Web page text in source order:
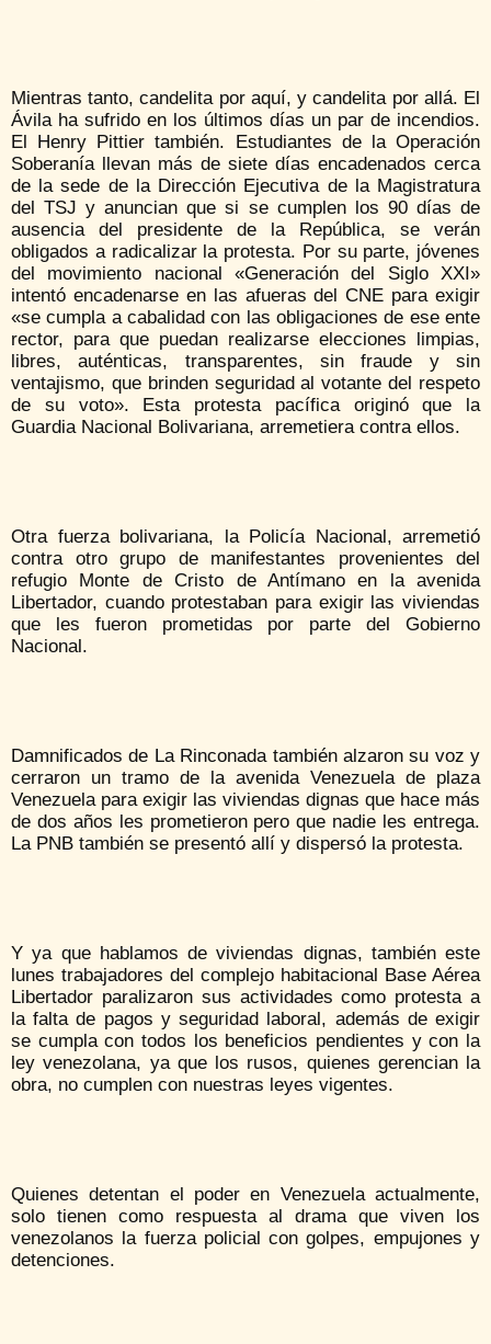
Mientras tanto, candelita por aquí, y candelita por allá. El
Ávila ha sufrido en los últimos días un par de incendios.
El Henry Pittier también. Estudiantes de la Operación
Soberanía llevan más de siete días encadenados cerca
de la sede de la Dirección Ejecutiva de la Magistratura
del TSJ y anuncian que si se cumplen los 90 días de
ausencia del presidente de la República, se verán
obligados a radicalizar la protesta. Por su parte, jóvenes
del movimiento nacional «Generación del Siglo XXI»
intentó encadenarse en las afueras del CNE para exigir
«se cumpla a cabalidad con las obligaciones de ese ente
rector, para que puedan realizarse elecciones limpias,
libres, auténticas, transparentes, sin fraude y sin
ventajismo, que brinden seguridad al votante del respeto
de su voto». Esta protesta pacífica originó que la
Guardia Nacional Bolivariana, arremetiera contra ellos.
Otra fuerza bolivariana, la Policía Nacional, arremetió
contra otro grupo de manifestantes provenientes del
refugio Monte de Cristo de Antímano en la avenida
Libertador, cuando protestaban para exigir las viviendas
que les fueron prometidas por parte del Gobierno
Nacional.
Damnificados de La Rinconada también alzaron su voz y
cerraron un tramo de la avenida Venezuela de plaza
Venezuela para exigir las viviendas dignas que hace más
de dos años les prometieron pero que nadie les entrega.
La PNB también se presentó allí y dispersó la protesta.
Y ya que hablamos de viviendas dignas, también este
lunes trabajadores del complejo habitacional Base Aérea
Libertador paralizaron sus actividades como protesta a
la falta de pagos y seguridad laboral, además de exigir
se cumpla con todos los beneficios pendientes y con la
ley venezolana, ya que los rusos, quienes gerencian la
obra, no cumplen con nuestras leyes vigentes.
Quienes detentan el poder en Venezuela actualmente,
solo tienen como respuesta al drama que viven los
venezolanos la fuerza policial con golpes, empujones y
detenciones.